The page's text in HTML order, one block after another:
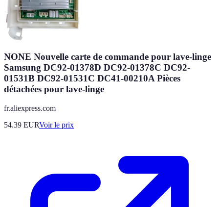
NONE Nouvelle carte de commande pour lave-linge
Samsung DC92-01378D DC92-01378C DC92-
01531B DC92-01531C DC41-00210A Pièces
détachées pour lave-linge
fr.aliexpress.com
54.39 EURVoir le prix